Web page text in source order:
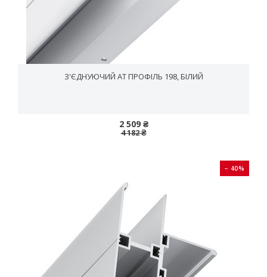
З'ЄДНУЮЧИЙ AT ПРОФІЛЬ 198, БІЛИЙ
2 509 ₴
4 182 ₴
− 40%